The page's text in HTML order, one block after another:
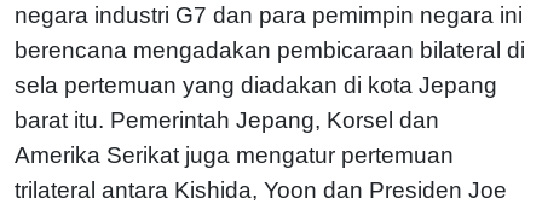
negara industri G7 dan para pemimpin negara ini
berencana mengadakan pembicaraan bilateral di
sela pertemuan yang diadakan di kota Jepang
barat itu. Pemerintah Jepang, Korsel dan
Amerika Serikat juga mengatur pertemuan
trilateral antara Kishida, Yoon dan Presiden Joe